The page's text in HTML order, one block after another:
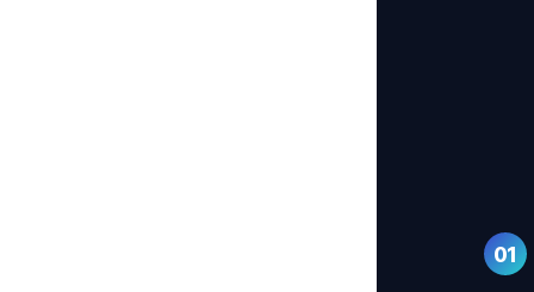
01